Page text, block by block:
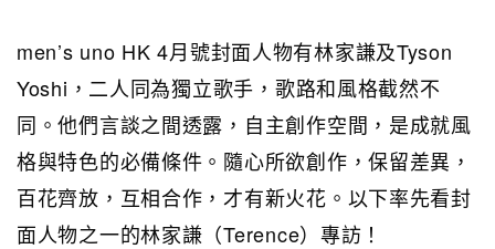
men’s uno HK 4月號封面人物有林家謙及Tyson
Yoshi，二人同為獨立歌手，歌路和風格截然不
同。他們言談之間透露，自主創作空間，是成就風
格與特色的必備條件。隨心所欲創作，保留差異，
百花齊放，互相合作，才有新火花。以下率先看封
面人物之一的林家謙（Terence）專訪！